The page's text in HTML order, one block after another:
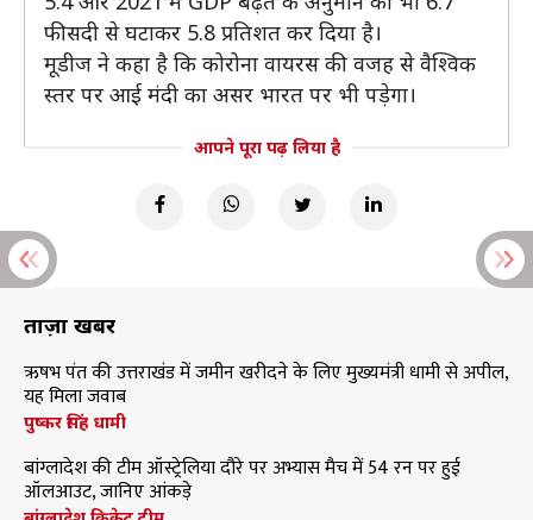
फीसदी से घटाकर 5.8 प्रतिशत कर दिया है।
मूडीज ने कहा है कि कोरोना वायरस की वजह से वैश्विक
स्तर पर आई मंदी का असर भारत पर भी पड़ेगा।
आपने पूरा पढ़ लिया है
ताज़ा खबरें
ऋषभ पंत की उत्तराखंड में जमीन खरीदने के लिए मुख्यमंत्री धामी से अपील,
यह मिला जवाब
पुष्कर सिंह धामी
बांग्लादेश की टीम ऑस्ट्रेलिया दौरे पर अभ्यास मैच में 54 रन पर हुई
ऑलआउट, जानिए आंकड़े